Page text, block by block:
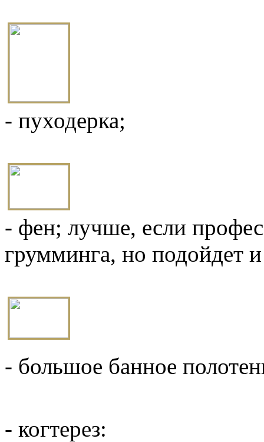
- пуходерка;
- фен; лучше, если
грумминга, но
- большое банное
- когтерез: